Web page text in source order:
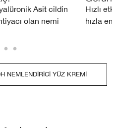
Asit cildin
olan nemi
Hızlı
hızla
NEMLENDIRICI YÜZ KREMI